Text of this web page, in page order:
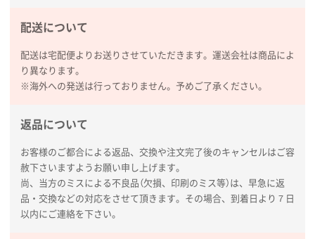
熊本県S社様
ぺんてる ビクーニャフィール1000枚
2026年01月26日 15:45
印刷範囲が広かったから、取扱商品
新潟県R社様
2026年01月16日 10:53
納期が比較的短く、ロット数が豊富に選べて価格が安
かったため
山口県P社様
配送について
配送は宅配便よりお送りさせていただきます。運送会社は商品によ
り異なります。
※海外への発送は行っておりません。予めご了承ください。
返品について
お客様のご都合による返品、交換や注文完了後のキャンセルはご容
赦下さいますようお願い申し上げます。
尚、当方のミスによる不良品（欠損、印刷のミス等）は、早急に返
品・交換などの対応をさせて頂きます。その場合、到着日より７日
以内にご連絡を下さい。